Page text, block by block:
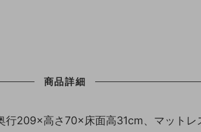
商品詳細
行209×高さ70×床面高31cm、マット